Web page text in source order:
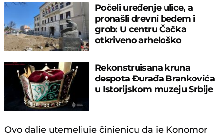
Počeli uređenje ulice, a
pronašli drevni bedem i
grob: U centru Čačka
otkriveno arheloško
Rekonstruisana kruna
despota Đurađa Brankovića
u Istorijskom muzeju Srbije
Ovo dalje utemeljuje činjenicu da je Konomor